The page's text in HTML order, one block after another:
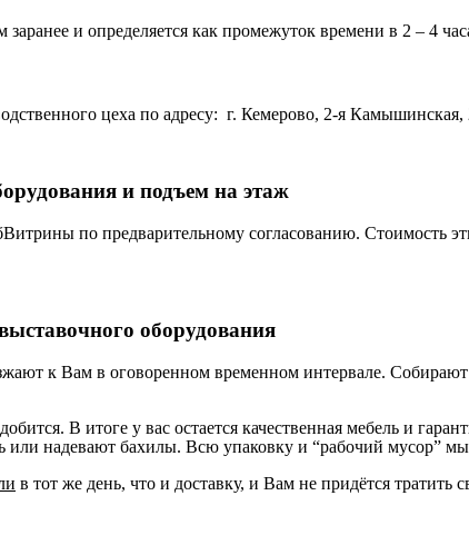
и определяется как промежуток времени в 2 – 4
цеха по адресу: г. Кемерово, 2-я Камышинская,
и подъем на этаж
по предварительному согласованию. Стоимость
оборудования
к Вам в оговоренном временном интервале.
В итоге у вас остается качественная мебель и
надевают бахилы. Всю упаковку и “рабочий мусор” мы
в тот же день, что и доставку, и Вам не придётся тратить